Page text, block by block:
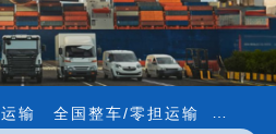
输 全国整车/零担运输 内外贸